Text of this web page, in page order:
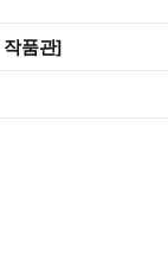
품관]